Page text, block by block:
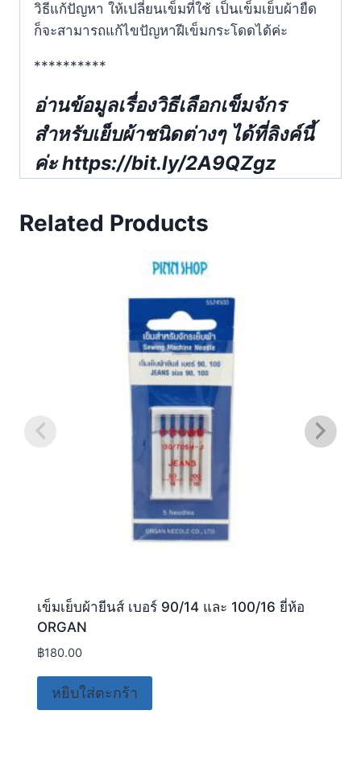
วิธีแก้ปัญหา ให้เปลี่ยนเข็มที่ใช้ เป็นเข็มเย็บผ้ายืด
ก็จะสามารถแก้ไขปัญหาฝีเข็มกระโดดได้ค่ะ
**********
อ่านข้อมูลเรื่องวิธีเลือกเข็มจักร
สำหรับเย็บผ้าชนิดต่างๆ ได้ที่ลิงค์นี้
ค่ะ https://bit.ly/2A9QZgz
Related Products
เข็มเย็บผ้ายีนส์ เบอร์ 90/14 และ 100/16 ยี่ห้อ
ORGAN
฿180.00
หยิบใส่ตะกร้า